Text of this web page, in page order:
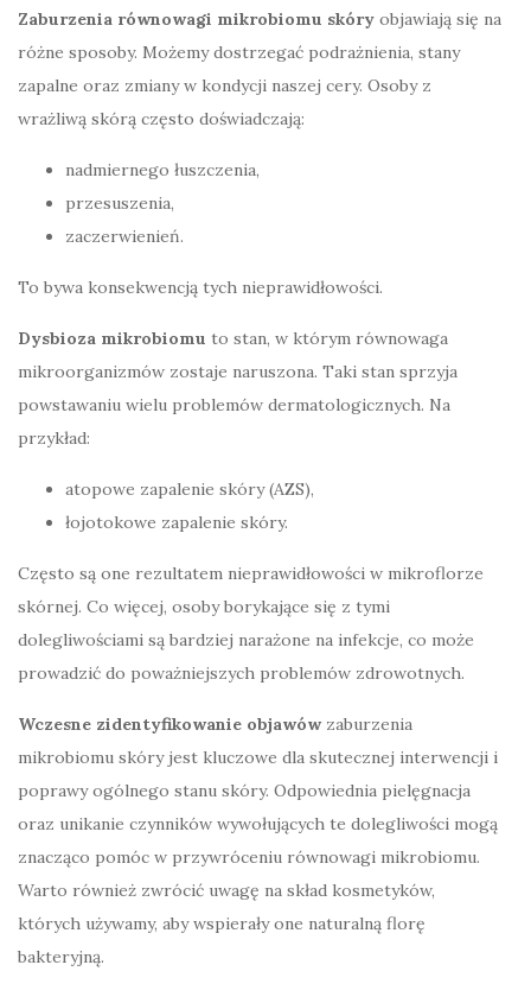
Zaburzenia równowagi mikrobiomu skóry objawiają się na
różne sposoby. Możemy dostrzegać podrażnienia, stany
zapalne oraz zmiany w kondycji naszej cery. Osoby z
wrażliwą skórą często doświadczają:
nadmiernego łuszczenia,
przesuszenia,
zaczerwienień.
To bywa konsekwencją tych nieprawidłowości.
Dysbioza mikrobiomu to stan, w którym równowaga
mikroorganizmów zostaje naruszona. Taki stan sprzyja
powstawaniu wielu problemów dermatologicznych. Na
przykład:
atopowe zapalenie skóry (AZS),
łojotokowe zapalenie skóry.
Często są one rezultatem nieprawidłowości w mikroflorze
skórnej. Co więcej, osoby borykające się z tymi
dolegliwościami są bardziej narażone na infekcje, co może
prowadzić do poważniejszych problemów zdrowotnych.
Wczesne zidentyfikowanie objawów zaburzenia
mikrobiomu skóry jest kluczowe dla skutecznej interwencji i
poprawy ogólnego stanu skóry. Odpowiednia pielęgnacja
oraz unikanie czynników wywołujących te dolegliwości mogą
znacząco pomóc w przywróceniu równowagi mikrobiomu.
Warto również zwrócić uwagę na skład kosmetyków,
których używamy, aby wspierały one naturalną florę
bakteryjną.